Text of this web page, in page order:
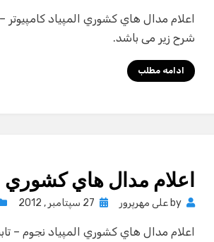
شرح زیر می باشد.
ادامه مطلب
اعلام مدال هاي كشوري
by علی مهرپرور
Posted
27 سپتامبر , 2012